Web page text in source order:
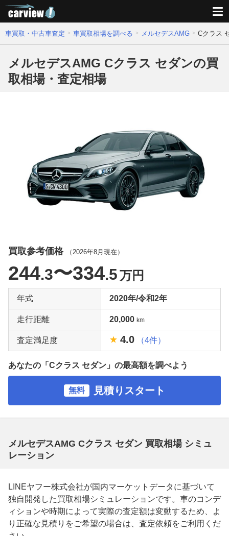
車買取・中古車査定 車買取相場を調べる メルセデスAMG Cクラス
メルセデスAMG Cクラス セダンの買
取相場・査定相場
買取参考価格 （ 2026年8月 現在）
244.3〜334.5万円
年式 2020年/令和2年
走行距離 20,000 km
査定満足度 4.0 （4件）
あなたの「Cクラス セダン」の最高額を調べよう
無料 見積りスタート
メルセデスAMG Cクラス セダン 買取相場 シミュ
レーション
LINEヤフー株式会社が国内マーケットデータに基づいて
独自開発した買取相場シミュレーションです。車のコンデ
ィションや時期によって実際の査定額は変動するため、よ
り正確な見積りをご希望の場合は、査定依頼をご利用くだ